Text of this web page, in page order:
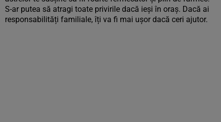
S-ar putea să atragi toate privirile dacă ieși în oraș. Dacă ai
responsabilități familiale, îți va fi mai ușor dacă ceri ajutor.